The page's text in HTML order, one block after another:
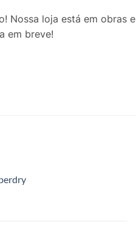
Nossa loja está em obras e
em breve!